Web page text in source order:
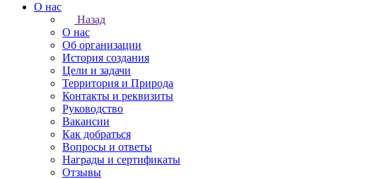
О нас
Назад
О нас
Об организации
История создания
Цели и задачи
Территория и Природа
Контакты и реквизиты
Руководство
Вакансии
Как добраться
Вопросы и ответы
Награды и сертификаты
Отзывы